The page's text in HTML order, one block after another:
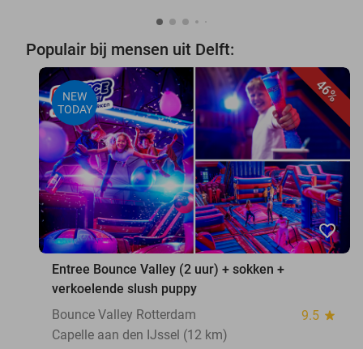
Populair bij mensen uit Delft:
46%
NEW
TODAY
favorite_border
Entree Bounce Valley (2 uur) + sokken +
verkoelende slush puppy
Bounce Valley Rotterdam
9.5 star
Capelle aan den IJssel (12 km)